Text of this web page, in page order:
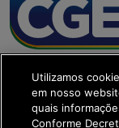
SETDIG |
Executiva de
Transformação
Utilizamos
em nosso
quais
Conforme